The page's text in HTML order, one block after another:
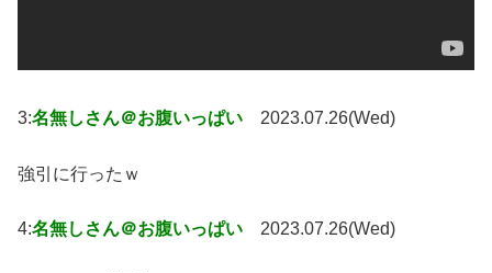
3:名無しさん＠お腹いっぱい 2023.07.26(Wed)
強引に行ったｗ
4:名無しさん＠お腹いっぱい 2023.07.26(Wed)